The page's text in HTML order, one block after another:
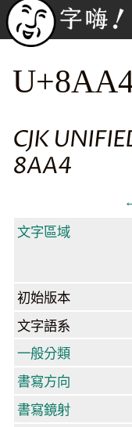
CJK
8AA4
文字區域
初始版本
文字語系
一般分類
書寫方向
書寫鏡射